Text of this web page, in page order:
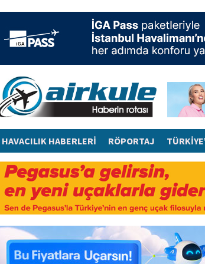
HAVACILIK HABERLERİ RÖPORTAJ